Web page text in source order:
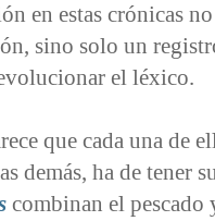
en estas crónicas
sino solo un
el léxico.
que cada una de
demás, ha de tener
combinan el pescado